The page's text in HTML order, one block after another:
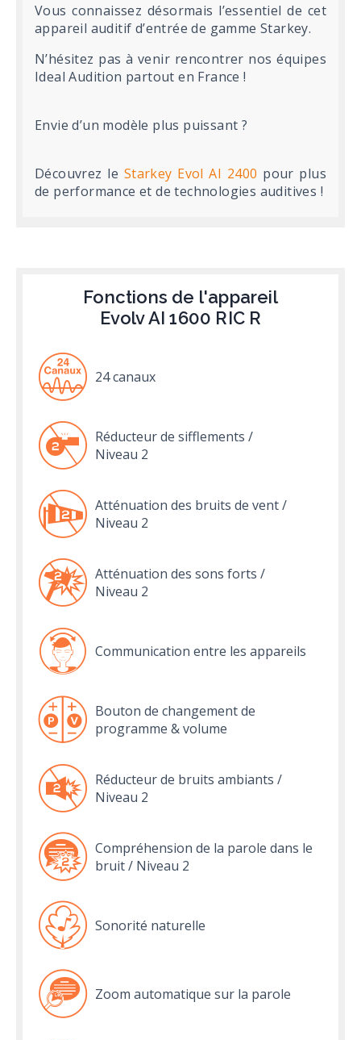
Vous connaissez désormais l’essentiel de cet
appareil auditif d’entrée de gamme Starkey.
N’hésitez pas à venir rencontrer nos équipes
Ideal Audition partout en France !
Envie d’un modèle plus puissant ?
Découvrez le Starkey Evol AI 2400 pour plus
de performance et de technologies auditives !
Fonctions de l'appareil
Evolv AI 1600 RIC R
24 canaux
Réducteur de sifflements /
Niveau 2
Atténuation des bruits de vent /
Niveau 2
Atténuation des sons forts /
Niveau 2
Communication entre les appareils
Bouton de changement de
programme & volume
Réducteur de bruits ambiants /
Niveau 2
Compréhension de la parole dans le
bruit / Niveau 2
Sonorité naturelle
Zoom automatique sur la parole